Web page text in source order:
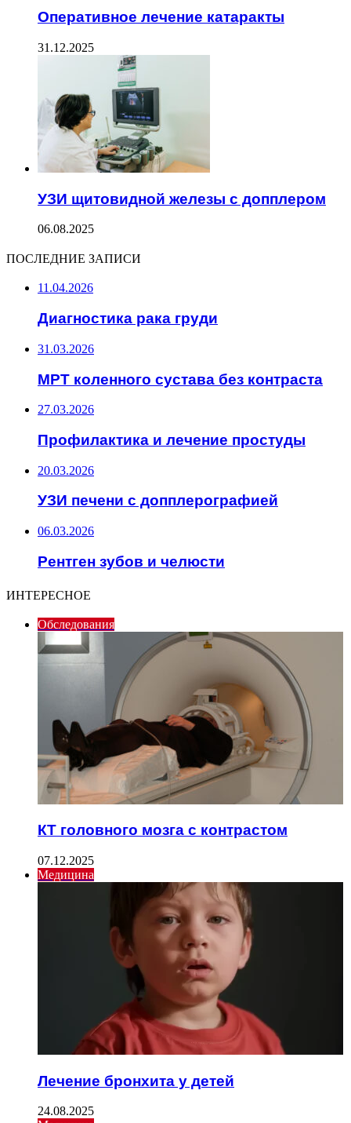
Оперативное лечение катаракты
31.12.2025
УЗИ щитовидной железы с допплером
06.08.2025
ПОСЛЕДНИЕ ЗАПИСИ
11.04.2026
Диагностика рака груди
31.03.2026
МРТ коленного сустава без контраста
27.03.2026
Профилактика и лечение простуды
20.03.2026
УЗИ печени с допплерографией
06.03.2026
Рентген зубов и челюсти
ИНТЕРЕСНОЕ
Обследования
КТ головного мозга с контрастом
07.12.2025
Медицина
Лечение бронхита у детей
24.08.2025